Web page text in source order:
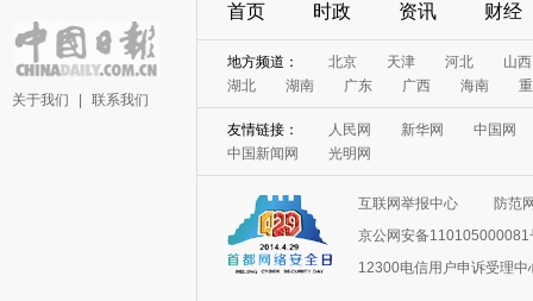
关于我们 联系我们
首页 时政 资讯 财经
地方频道： 北京 天津 河北
山西
湖北
湖南 广东 广西 海南
友情链接： 人民网 新华网
中国网
中国新闻网
光明网
互联网举报中心
防范
京公网安备110105000081
12300电信用户申诉受理中